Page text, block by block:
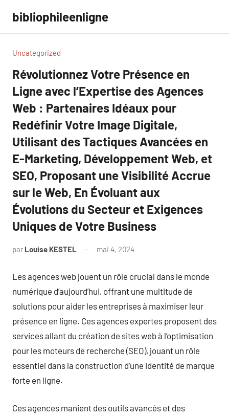
contenu
bibliophileenligne
Uncategorized
Révolutionnez Votre Présence en
Ligne avec l’Expertise des Agences
Web : Partenaires Idéaux pour
Redéfinir Votre Image Digitale,
Utilisant des Tactiques Avancées en
E-Marketing, Développement Web, et
SEO, Proposant une Visibilité Accrue
sur le Web, En Évoluant aux
Évolutions du Secteur et Exigences
Uniques de Votre Business
par Louise KESTEL mai 4, 2024
Les agences web jouent un rôle crucial dans le monde
numérique d’aujourd’hui, offrant une multitude de
solutions pour aider les entreprises à maximiser leur
présence en ligne. Ces agences expertes proposent des
services allant du création de sites web à l’optimisation
pour les moteurs de recherche (SEO), jouant un rôle
essentiel dans la construction d’une identité de marque
forte en ligne.
Ces agences manient des outils avancés et des